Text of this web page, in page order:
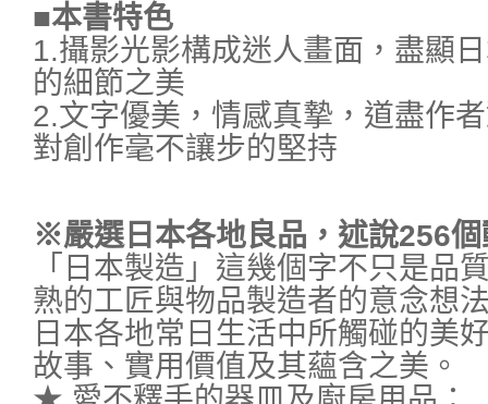
■本書特色
1.攝影光影構成迷人畫面，盡顯
的細節之美
2.文字優美，情感真摯，道盡作
對創作毫不讓步的堅持
※嚴選日本各地良品，述說256個
「日本製造」這幾個字不只是品
熟的工匠與物品製造者的意念想
日本各地常日生活中所觸碰的美
故事、實用價值及其蘊含之美。